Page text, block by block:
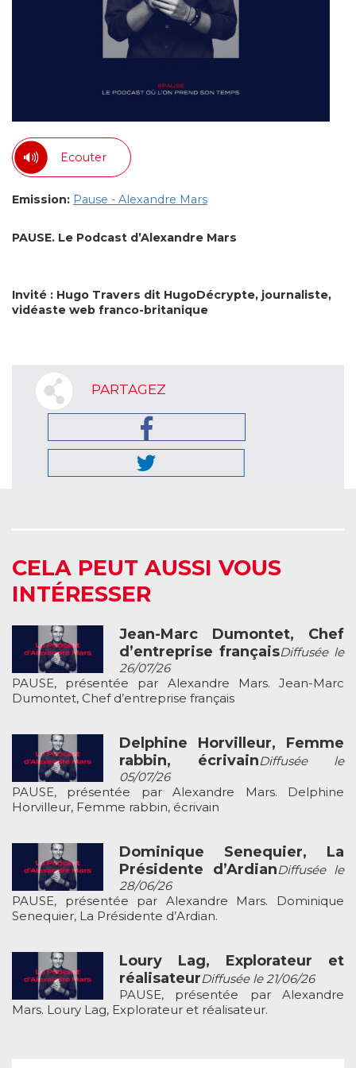
Ecouter
Emission: Pause - Alexandre Mars
PAUSE. Le Podcast d’Alexandre Mars
Invité : Hugo Travers dit HugoDécrypte, journaliste,
vidéaste web franco-britanique
PARTAGEZ
CELA PEUT AUSSI VOUS
INTÉRESSER
Jean-Marc Dumontet, Chef
d’entreprise françaisDiffusée le
26/07/26
PAUSE, présentée par Alexandre Mars. Jean-Marc
Dumontet, Chef d’entreprise français
Delphine Horvilleur, Femme
rabbin, écrivainDiffusée le
05/07/26
PAUSE, présentée par Alexandre Mars. Delphine
Horvilleur, Femme rabbin, écrivain
Dominique Senequier, La
Présidente d’ArdianDiffusée le
28/06/26
PAUSE, présentée par Alexandre Mars. Dominique
Senequier, La Présidente d’Ardian.
Loury Lag, Explorateur et
réalisateurDiffusée le 21/06/26
PAUSE, présentée par Alexandre
Mars. Loury Lag, Explorateur et réalisateur.